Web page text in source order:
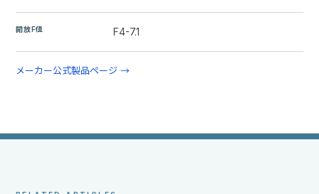
開放F値 F4-7.1
メーカー公式製品ページ →